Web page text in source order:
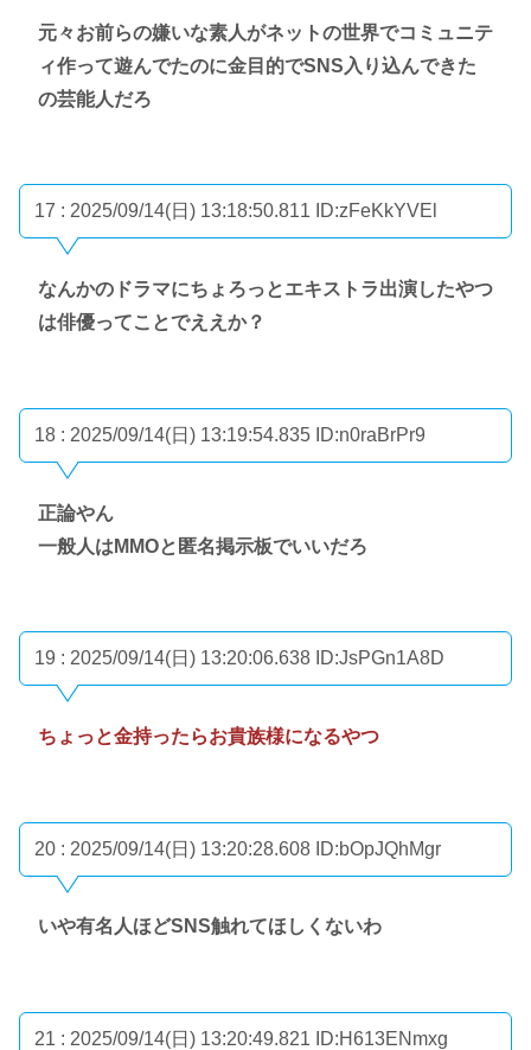
元々お前らの嫌いな素人がネットの世界でコミュニテ
ィ作って遊んでたのに金目的でSNS入り込んできた
の芸能人だろ
17 : 2025/09/14(日) 13:18:50.811 ID:zFeKkYVEl
なんかのドラマにちょろっとエキストラ出演したやつ
は俳優ってことでええか？
18 : 2025/09/14(日) 13:19:54.835 ID:n0raBrPr9
正論やん
一般人はMMOと匿名掲示板でいいだろ
19 : 2025/09/14(日) 13:20:06.638 ID:JsPGn1A8D
ちょっと金持ったらお貴族様になるやつ
20 : 2025/09/14(日) 13:20:28.608 ID:bOpJQhMgr
いや有名人ほどSNS触れてほしくないわ
21 : 2025/09/14(日) 13:20:49.821 ID:H613ENmxg